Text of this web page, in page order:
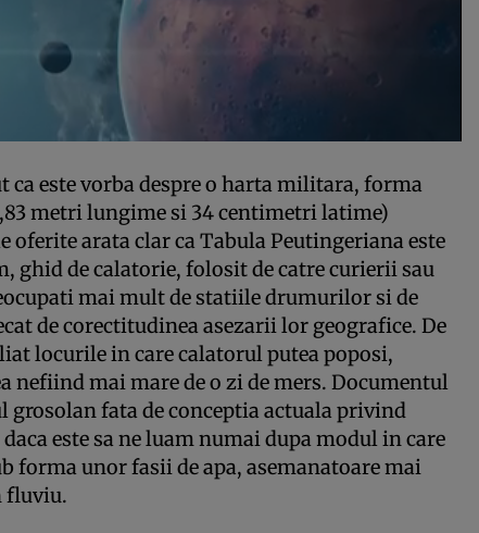
ca este vorba despre o harta militara, forma
metri lungime si 34 centimetri latime)
arata clar ca Tabula Peutingeriana este
ghid de calatorie, folosit de catre curierii sau
mai mult de statiile drumurilor si de
de corectitudinea asezarii lor geografice. De
locurile in care calatorul putea poposi,
nefiind mai mare de o zi de mers. Documentul
grosolan fata de conceptia actuala privind
este sa ne luam numai dupa modul in care
forma unor fasii de apa, asemanatoare mai
fluviu.